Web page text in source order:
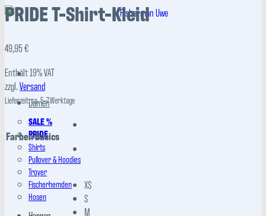
Damen
SALE %
PRIDE
Shirts
Pullover & Hoodies
Troyer
Fischerhemden
Hosen
PRIDE T-Shirt-Kleid
49,95€
Enthält 19% VAT
zzgl.Versand
Lieferzeit: ca. 5-7 Werktage
Farben Basics
XS
S
M